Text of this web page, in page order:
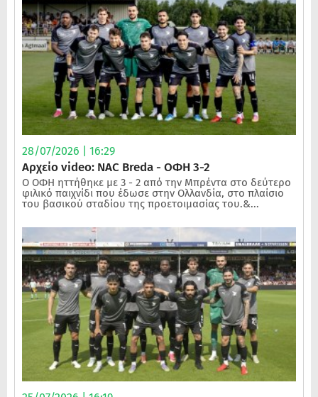
28/07/2026 | 16:29
Αρχείο video: NAC Breda - ΟΦΗ 3-2
Ο ΟΦΗ ηττήθηκε με 3 - 2 από την Μπρέντα στο δεύτερο
φιλικό παιχνίδι που έδωσε στην Ολλανδία, στο πλαίσιο
του βασικού σταδίου της προετοιμασίας του.&...